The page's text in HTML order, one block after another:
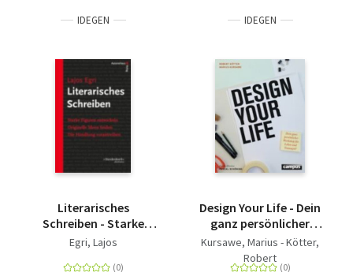
IDEGEN
Literarisches
Schreiben - Starke
Figuren entwickeln -
- Die Handlung
Egri, Lajos
IDEGEN
Design Your Life - Dein
ganz persönlicher
Workshop für Leben
und Traumjob!
Kursawe, Marius - Kötter,
Robert